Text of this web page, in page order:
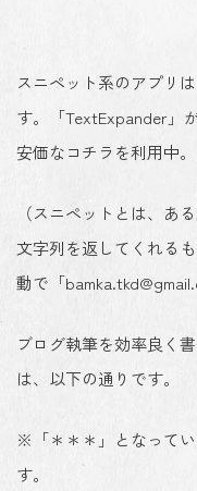
スニペット系のアプリ
す。「TextExpander」
安価なコチラを利用中。
（スニペットとは、あ
文字列を返してくれる
動で「
ブログ執筆を効率良く
は、以下の通りです。
※「＊＊＊」となって
す。